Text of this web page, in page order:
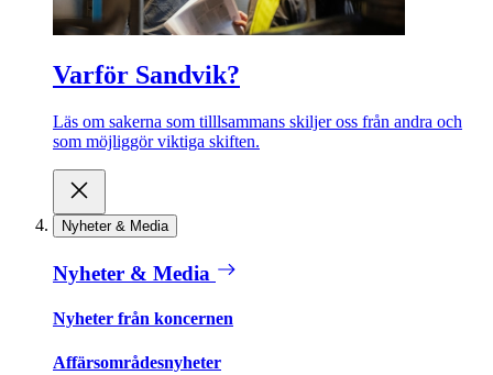
Varför Sandvik?
Läs om sakerna som tilllsammans skiljer oss från andra och
som möjliggör viktiga skiften.
Nyheter & Media
Nyheter & Media
Nyheter från koncernen
Affärsområdesnyheter